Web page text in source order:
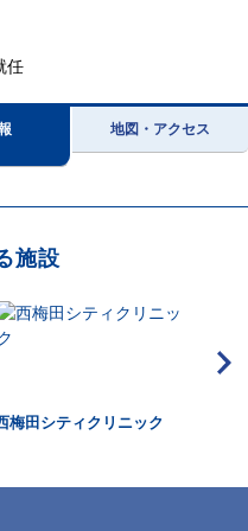
任
地図・アクセス
施設
梅田シティクリニック